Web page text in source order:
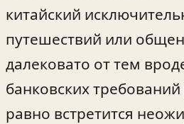
китайский
путешествий или
далековато от тем
банковских
равно встретится